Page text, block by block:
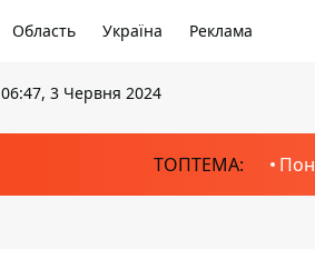
Область Україна Реклама
06:47, 3 Червня 2024
ТОПТЕМА: